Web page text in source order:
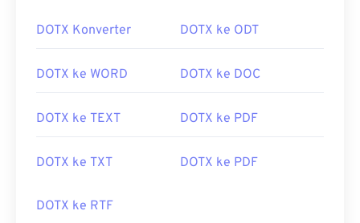
DOTX Konverter DOTX ke ODT
DOTX ke WORD DOTX ke DOC
DOTX ke TEXT DOTX ke PDF
DOTX ke TXT DOTX ke PDF
DOTX ke RTF